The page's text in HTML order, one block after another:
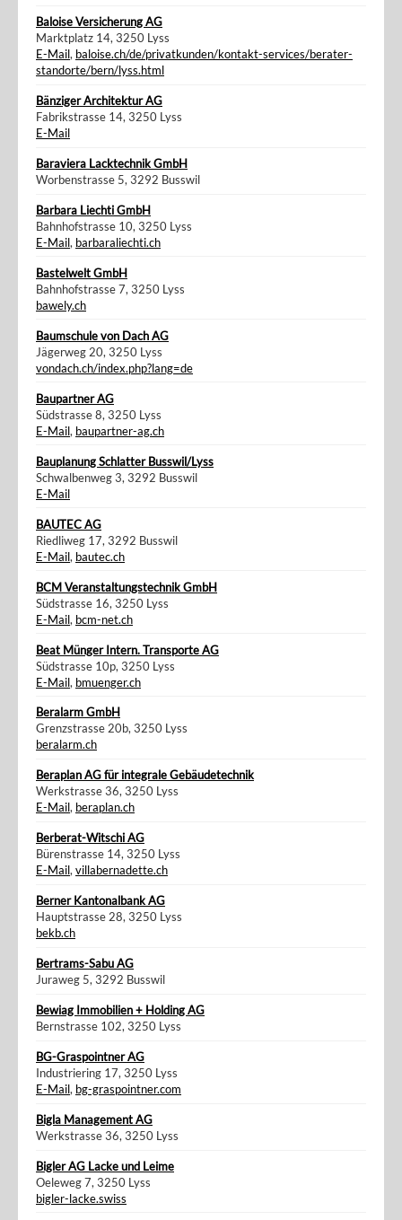
Baloise Versicherung AG
Marktplatz 14, 3250 Lyss
E-Mail, baloise.ch/de/privatkunden/kontakt-services/berater-
standorte/bern/lyss.html
Bänziger Architektur AG
Fabrikstrasse 14, 3250 Lyss
E-Mail
Baraviera Lacktechnik GmbH
Worbenstrasse 5, 3292 Busswil
Barbara Liechti GmbH
Bahnhofstrasse 10, 3250 Lyss
E-Mail, barbaraliechti.ch
Bastelwelt GmbH
Bahnhofstrasse 7, 3250 Lyss
bawely.ch
Baumschule von Dach AG
Jägerweg 20, 3250 Lyss
vondach.ch/index.php?lang=de
Baupartner AG
Südstrasse 8, 3250 Lyss
E-Mail, baupartner-ag.ch
Bauplanung Schlatter Busswil/Lyss
Schwalbenweg 3, 3292 Busswil
E-Mail
BAUTEC AG
Riedliweg 17, 3292 Busswil
E-Mail, bautec.ch
BCM Veranstaltungstechnik GmbH
Südstrasse 16, 3250 Lyss
E-Mail, bcm-net.ch
Beat Münger Intern. Transporte AG
Südstrasse 10p, 3250 Lyss
E-Mail, bmuenger.ch
Beralarm GmbH
Grenzstrasse 20b, 3250 Lyss
beralarm.ch
Beraplan AG für integrale Gebäudetechnik
Werkstrasse 36, 3250 Lyss
E-Mail, beraplan.ch
Berberat-Witschi AG
Bürenstrasse 14, 3250 Lyss
E-Mail,villabernadette.ch
Berner Kantonalbank AG
Hauptstrasse 28, 3250 Lyss
bekb.ch
Bertrams-Sabu AG
Juraweg 5, 3292 Busswil
Bewiag Immobilien + Holding AG
Bernstrasse 102, 3250 Lyss
BG-Graspointner AG
Industriering 17, 3250 Lyss
E-Mail, bg-graspointner.com
Bigla Management AG
Werkstrasse 36, 3250 Lyss
Bigler AG Lacke und Leime
Oeleweg 7, 3250 Lyss
bigler-lacke.swiss